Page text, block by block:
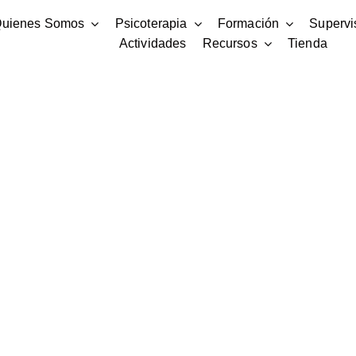
Somos Psicoterapia Formación
Actividades
Recursos Tienda